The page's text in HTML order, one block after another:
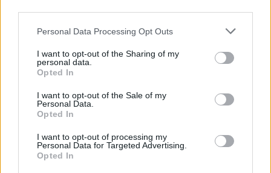
Please note that this website/app uses one or more Google
not limited to your visit or usage behaviour. You may click to
grant or deny consent to Google and its third-party tags to
use your data for below specified purposes in below Google
consent section.
Personal Data Processing Opt Outs
I want to opt-out of the Sharing of my
personal data.
Opted In
I want to opt-out of the Sale of my
Personal Data.
Opted In
I want to opt-out of processing my
Personal Data for Targeted Advertising.
Opted In
Κοινοποιήστε